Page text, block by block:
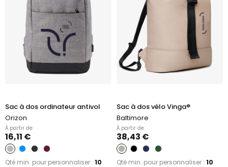
Sac à dos ordinateur antivol
Orizon
À partir de
16,11 €
Qté min. pour personnaliser : 10
Sac à dos vélo Vinga®
Baltimore
À partir de
38,43 €
Qté min. pour personnaliser : 10